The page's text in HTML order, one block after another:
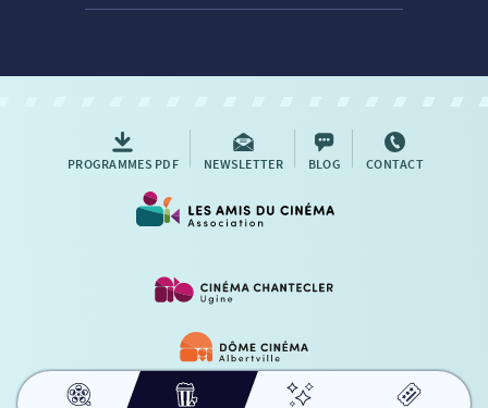
Cinéma Le Dôme Gambetta – Albertville :Salle n°1
PROGRAMMES PDF NEWSLETTER BLOG CONTACT